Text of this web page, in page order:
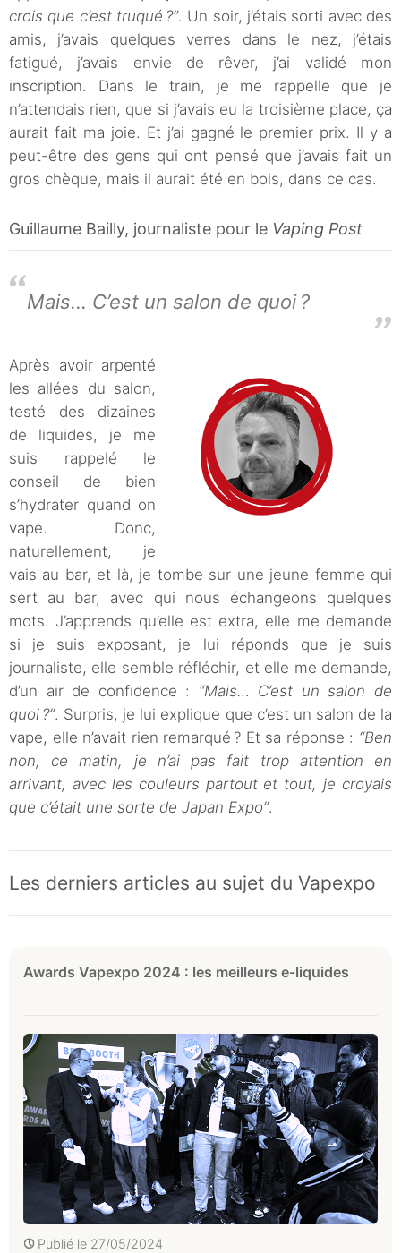
crois que c’est truqué ?”. Un soir, j’étais sorti avec des
amis, j’avais quelques verres dans le nez, j’étais
fatigué, j’avais envie de rêver, j’ai validé mon
inscription. Dans le train, je me rappelle que je
n’attendais rien, que si j’avais eu la troisième place, ça
aurait fait ma joie. Et j’ai gagné le premier prix. Il y a
peut-être des gens qui ont pensé que j’avais fait un
gros chèque, mais il aurait été en bois, dans ce cas.
Guillaume Bailly, journaliste pour le Vaping Post
Mais… C’est un salon de quoi ?
Après avoir arpenté
les allées du salon,
testé des dizaines
de liquides, je me
suis rappelé le
conseil de bien
s’hydrater quand on
vape. Donc,
naturellement, je
vais au bar, et là, je tombe sur une jeune femme qui
sert au bar, avec qui nous échangeons quelques
mots. J’apprends qu’elle est extra, elle me demande
si je suis exposant, je lui réponds que je suis
journaliste, elle semble réfléchir, et elle me demande,
d’un air de confidence : “Mais… C’est un salon de
quoi ?”. Surpris, je lui explique que c’est un salon de la
vape, elle n’avait rien remarqué ? Et sa réponse : “Ben
non, ce matin, je n’ai pas fait trop attention en
arrivant, avec les couleurs partout et tout, je croyais
que c’était une sorte de Japan Expo”.
Les derniers articles au sujet du Vapexpo
Awards Vapexpo 2024 : les meilleurs e-liquides
Publié le 27/05/2024